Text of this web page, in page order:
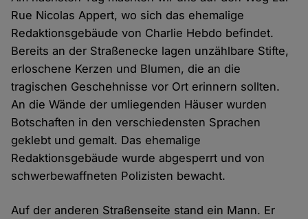
Rue Nicolas Appert, wo sich das ehemalige
Redaktionsgebäude von Charlie Hebdo befindet.
Bereits an der Straßenecke lagen unzählbare Stifte,
erloschene Kerzen und Blumen, die an die
tragischen Geschehnisse vor Ort erinnern sollten.
An die Wände der umliegenden Häuser wurden
Botschaften in den verschiedensten Sprachen
geklebt und gemalt. Das ehemalige
Redaktionsgebäude wurde abgesperrt und von
schwerbewaffneten Polizisten bewacht.
Auf der anderen Straßenseite stand ein Mann. Er